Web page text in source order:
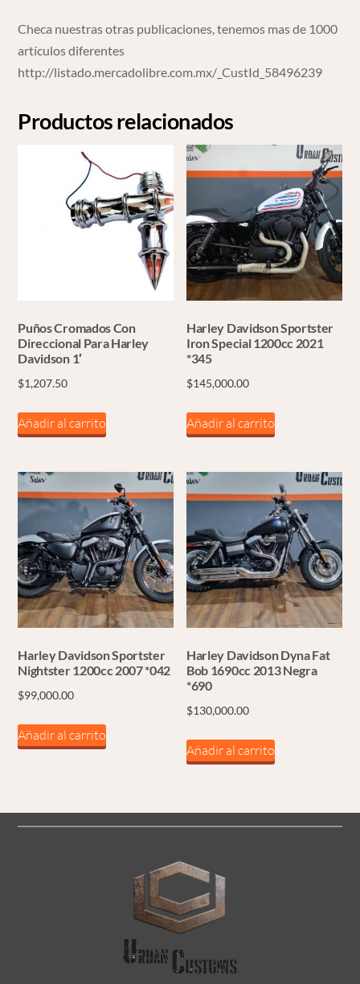
Checa nuestras otras publicaciones, tenemos mas de 1000
artículos diferentes
http://listado.mercadolibre.com.mx/_CustId_58496239
Productos relacionados
Puños Cromados Con
Direccional Para Harley
Davidson 1′
$1,207.50
Añadir al carrito
Harley Davidson Sportster
Iron Special 1200cc 2021
*345
$145,000.00
Añadir al carrito
Harley Davidson Sportster
Nightster 1200cc 2007 *042
$99,000.00
Añadir al carrito
Harley Davidson Dyna Fat
Bob 1690cc 2013 Negra
*690
$130,000.00
Añadir al carrito